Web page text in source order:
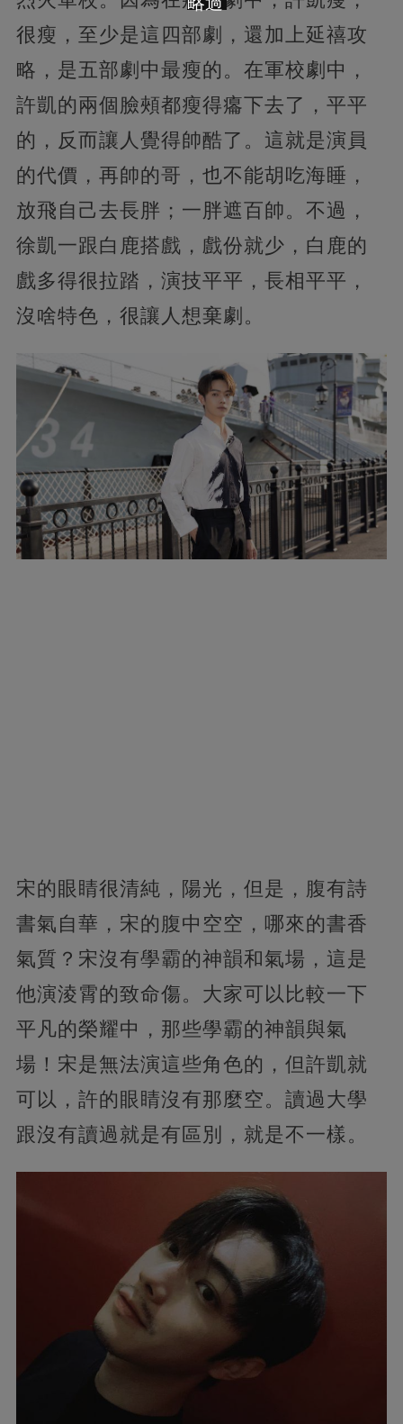
很瘦，至少是這四部劇，還加上延禧攻
略，是五部劇中最瘦的。在軍校劇中，
許凱的兩個臉頰都瘦得癟下去了，平平
的，反而讓人覺得帥酷了。這就是演員
的代價，再帥的哥，也不能胡吃海睡，
放飛自己去長胖；一胖遮百帥。不過，
徐凱一跟白鹿搭戲，戲份就少，白鹿的
戲多得很拉踏，演技平平，長相平平，
沒啥特色，很讓人想棄劇。
宋的眼睛很清純，陽光，但是，腹有詩
書氣自華，宋的腹中空空，哪來的書香
氣質？宋沒有學霸的神韻和氣場，這是
他演淩霄的致命傷。大家可以比較一下
平凡的榮耀中，那些學霸的神韻與氣
場！宋是無法演這些角色的，但許凱就
可以，許的眼睛沒有那麼空。讀過大學
跟沒有讀過就是有區別，就是不一樣。